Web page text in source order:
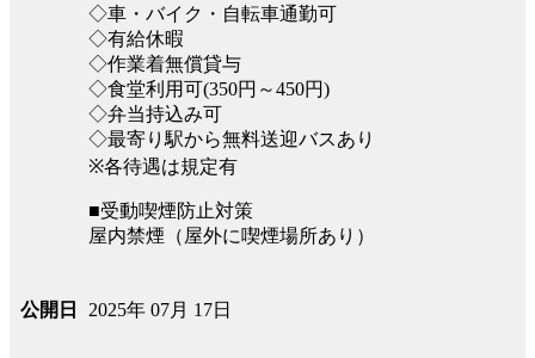
◇車・バイク・自転車通勤可
◇有給休暇
◇作業着無償貸与
◇食堂利用可(350円～450円)
◇弁当持込み可
◇最寄り駅から無料送迎バスあり
※各待遇は規定有
■受動喫煙防止対策
屋内禁煙（屋外に喫煙場所あり）
公開日 2025年 07月 17日